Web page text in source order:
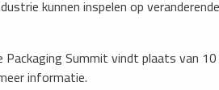
kunnen inspelen op
Packaging Summit vindt plaats van
informatie.